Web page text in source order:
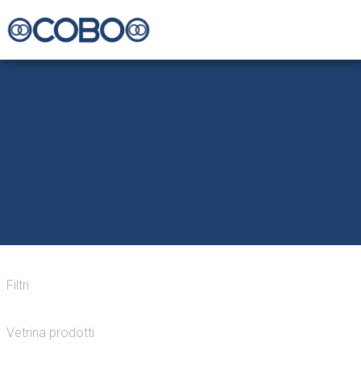
Filtri
Vetrina prodotti